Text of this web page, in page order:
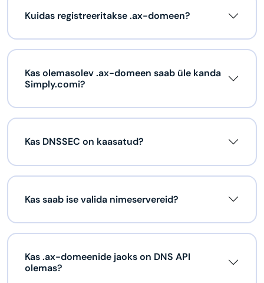
Kuidas registreeritakse .ax-domeen?
Kas olemasolev .ax-domeen saab üle kanda
Simply.comi?
Kas DNSSEC on kaasatud?
Kas saab ise valida nimeservereid?
Kas .ax-domeenide jaoks on DNS API
olemas?